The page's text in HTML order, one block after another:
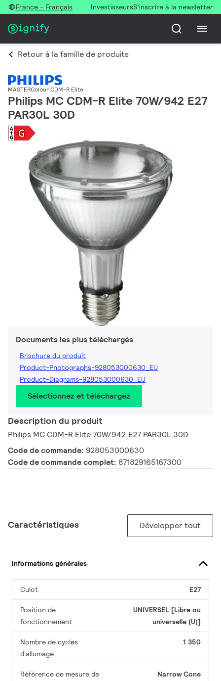
France - Français InvestisseursS’inscrire à la newsletter
Retour à la famille de produits
MASTERColour CDM-R Elite
Philips MC CDM-R Elite 70W/942 E27
PAR30L 30D
Documents les plus téléchargés
Brochure du produit
Product-Photographs-928053000630_EU
Product-Diagrams-928053000630_EU
Sélectionnez et téléchargez
Description du produit
Philips MC CDM-R Elite 70W/942 E27 PAR30L 30D
Code de commande: 928053000630
Code de commande complet: 871829165167300
Caractéristiques Développer tout
Informations générales
Culot E27
Position de
fonctionnement
UNIVERSEL [Libre ou
universelle (U)]
Nombre de cycles
d'allumage
1 350
Référence de mesure de
Narrow Cone